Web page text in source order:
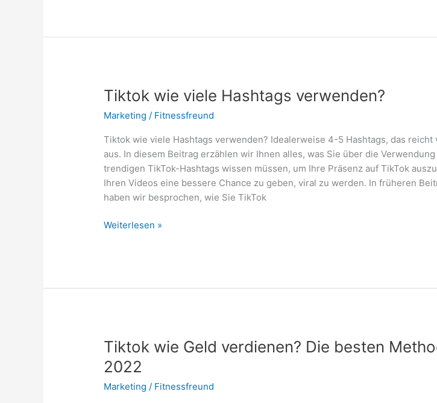
Tiktok wie viele Hashtags verwenden?
Marketing / Fitnessfreund
Tiktok wie viele Hashtags verwenden? Idealerweise 4-5 Hashtags, das reicht
aus. In diesem Beitrag erzählen wir Ihnen alles, was Sie über die Verwendung
trendigen TikTok-Hashtags wissen müssen, um Ihre Präsenz auf TikTok
Ihren Videos eine bessere Chance zu geben, viral zu werden. In früheren
haben wir besprochen, wie Sie TikTok
Tiktok
Weiterlesen »
Tiktok wie Geld verdienen? Die besten
2022
Marketing / Fitnessfreund